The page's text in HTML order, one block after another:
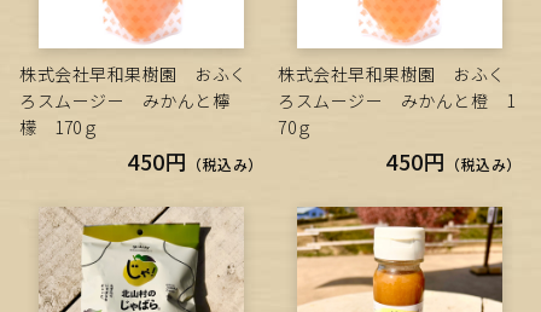
株式会社早和果樹園 おふく
ろスムージー みかんと檸
檬 170ｇ
450円 （税込み）
株式会社早和果樹園 おふく
ろスムージー みかんと橙 1
70ｇ
450円 （税込み）